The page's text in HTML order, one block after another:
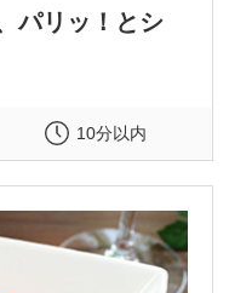
パリッ！とシ
10分以内